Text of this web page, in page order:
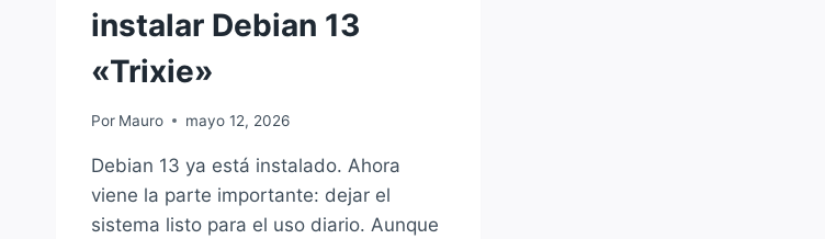
instalar Debian 13
«Trixie»
Por Mauro mayo 12, 2026
Debian 13 ya está instalado. Ahora
viene la parte importante: dejar el
sistema listo para el uso diario. Aunque